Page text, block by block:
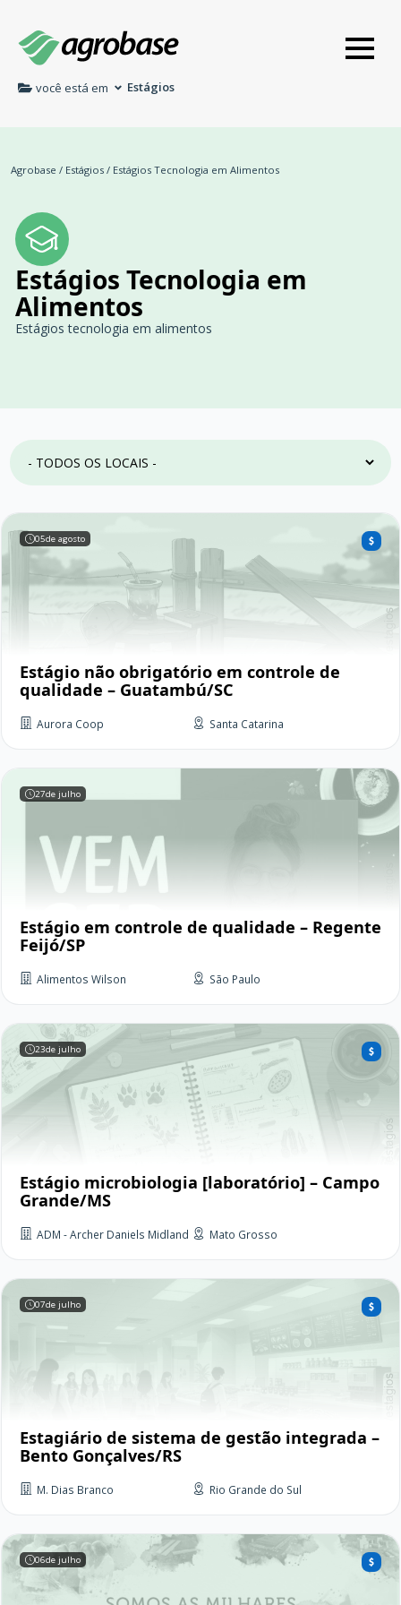
você está em Estágios
Agrobase / Estágios / Estágios Tecnologia em Alimentos
Estágios Tecnologia em
Alimentos
Estágios tecnologia em alimentos
05de agosto
Estágio não obrigatório em controle de
qualidade – Guatambú/SC
Aurora Coop Santa Catarina
27de julho
Estágio em controle de qualidade – Regente
Feijó/SP
Alimentos Wilson São Paulo
23de julho
Estágio microbiologia [laboratório] – Campo
Grande/MS
ADM - Archer Daniels Midland Mato Grosso
07de julho
Estagiário de sistema de gestão integrada –
Bento Gonçalves/RS
M. Dias Branco Rio Grande do Sul
06de julho